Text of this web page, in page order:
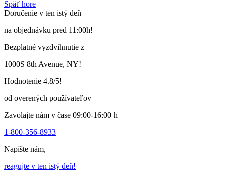
výrobok
má
variantov.
si
vybrať
stránke
produktu
Späť hore
Doručenie v ten istý deň
na objednávku pred 11:00h!
Bezplatné vyzdvihnutie z
1000S 8th Avenue, NY!
Hodnotenie 4.8/5!
od overených používateľov
Zavolajte nám v čase 09:00-16:00 h
1-800-356-8933
Napíšte nám,
reagujte v ten istý deň!